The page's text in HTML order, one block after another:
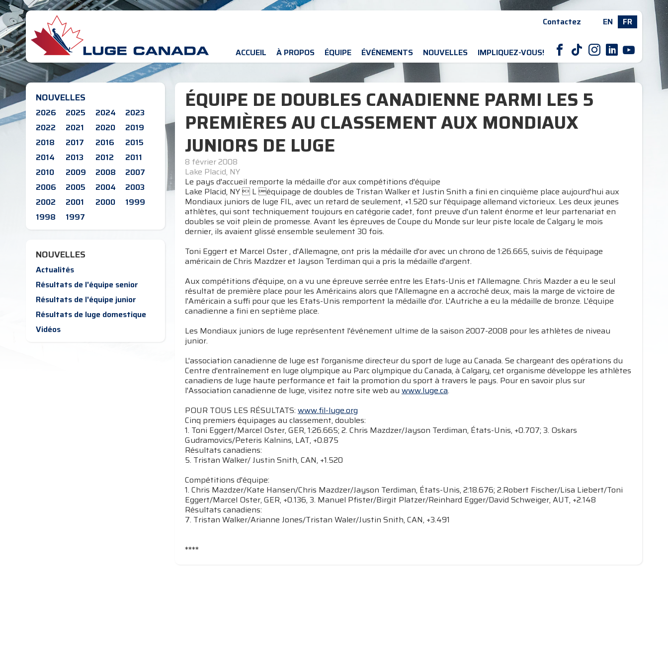
Contactez EN FR
ACCUEIL À PROPOS ÉQUIPE ÉVÉNEMENTS NOUVELLES IMPLIQUEZ-VOUS! F T I L Y
NOUVELLES
2026 2025 2024
2023
2022
2021 2020
2019
2018
2017 2016
2015
2014
2013 2012
2011
2010
2009 2008
2007
2006
2005 2004
2003
2002
2001 2000
1999
1998
1997
NOUVELLES
Actualités
Résultats de l'équipe senior
Résultats de l'équipe junior
Résultats de luge domestique
Vidéos
ÉQUIPE DE DOUBLES CANADIENNE PARMI LES 5
PREMIÈRES AU CLASSEMENT AUX MONDIAUX
JUNIORS DE LUGE
8 février 2008
Lake Placid, NY
Le pays d'accueil remporte la médaille d'or aux compétitions d'équipe
Lake Placid, NY  L équipage de doubles de Tristan Walker et Justin Snith a fini en cinquième place aujourd'hui aux
Mondiaux juniors de luge FIL, avec un retard de seulement, +1.520 sur l'équipage allemand victorieux. Les deux jeunes
athlètes, qui sont techniquement toujours en catégorie cadet, font preuve d'un talent énorme et leur partenariat en
doubles se voit plein de promesse. Avant les épreuves de Coupe du Monde sur leur piste locale de Calgary le mois
dernier, ils avaient glissé ensemble seulement 30 fois.
Toni Eggert et Marcel Oster , d'Allemagne, ont pris la médaille d'or avec un chrono de 1:26.665, suivis de l'équipage
américain de Chris Mazdzer et Jayson Terdiman qui a pris la médaille d'argent.
Aux compétitions d'équipe, on a vu une épreuve serrée entre les Etats-Unis et l'Allemagne. Chris Mazder a eu le seul
résultat de première place pour les Américains alors que l'Allemagne en a accroché deux, mais la marge de victoire de
l'Américain a suffi pour que les Etats-Unis remportent la médaille d'or. L'Autriche a eu la médaille de bronze. L'équipe
canadienne a fini en septième place.
Les Mondiaux juniors de luge représentent l'événement ultime de la saison 2007-2008 pour les athlètes de niveau
junior.
L'association canadienne de luge est l'organisme directeur du sport de luge au Canada. Se chargeant des opérations du
Centre d'entraînement en luge olympique au Parc olympique du Canada, à Calgary, cet organisme développe les athlètes
canadiens de luge haute performance et fait la promotion du sport à travers le pays. Pour en savoir plus sur
l'Association canadienne de luge, visitez notre site web au www.luge.ca.
POUR TOUS LES RÉSULTATS: www.fil-luge.org
Cinq premiers équipages au classement, doubles:
1. Toni Eggert/Marcel Oster, GER, 1:26.665; 2. Chris Mazdzer/Jayson Terdiman, États-Unis, +0.707; 3. Oskars
Gudramovics/Peteris Kalnins, LAT, +0.875
Résultats canadiens:
5. Tristan Walker/ Justin Snith, CAN, +1.520
Compétitions d'équipe:
1. Chris Mazdzer/Kate Hansen/Chris Mazdzer/Jayson Terdiman, États-Unis, 2:18.676; 2.Robert Fischer/Lisa Liebert/Toni
Eggert/Marcel Oster, GER, +0.136, 3. Manuel Pfister/Birgit Platzer/Reinhard Egger/David Schweiger, AUT, +2.148
Résultats canadiens:
7. Tristan Walker/Arianne Jones/Tristan Waler/Justin Snith, CAN, +3.491
****